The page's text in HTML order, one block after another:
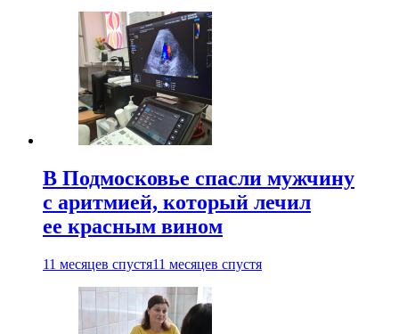
В Подмосковье спасли мужчину
с аритмией, который лечил
ее красным вином
11 месяцев спустя11 месяцев спустя